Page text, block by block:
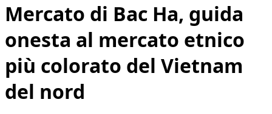
Mercato di Bac Ha, guida
onesta al mercato etnico
più colorato del Vietnam
del nord